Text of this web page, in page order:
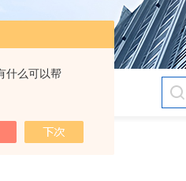
什么可以帮
剂盒